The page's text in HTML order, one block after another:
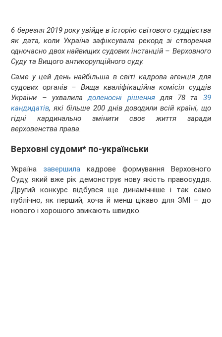
6 березня 2019 року увійде в історію світового суддівства
як дата, коли Україна зафіксувала рекорд зі створення
одночасно двох найвищих судових інстанцій – Верховного
Суду та Вищого антикорупційного суду.
Саме у цей день найбільша в світі кадрова агенція для
судових органів – Вища кваліфікаційна комісія суддів
України – ухвалиладоленосні рішеннядля 78 та 39
кандидатів, які більше 200 днів доводили всій країні, що
гідні кардинально змінити своє життя заради
верховенства права.
Верховні судоми* по-українськи
Україна завершила кадрове формування Верховного
Суду, який вже рік демонструє нову якість правосуддя.
Другий конкурс відбувся ще динамічніше і так само
публічно, як перший, хоча й менш цікаво для ЗМІ – до
нового і хорошого звикають швидко.